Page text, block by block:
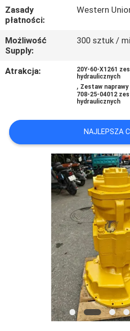
KONTROLA
JAKOŚCI
SIĘ
AKTUALNOŚCI
WSZYSTKIE
PRZYPADKI
POPROSIĆ
WYCENĘ
SITEMAP
Zasady
płatności:
Western
Możliwość
Supply:
300 sztuk /
Atrakcja:
20Y-60-X1261
hydraulicznych
, Zestaw
708-25-04012
hydraulicznych
NAJLEPSZA